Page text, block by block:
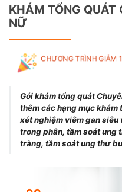
KHÁM TỔNG QUÁT
NỮ
CHƯƠNG TRÌNH GIẢM
Gói khám tổng quát
thêm các hạng mục khám
xét nghiệm viêm gan siêu
trong phân, tầm soát ung
tràng, tầm soát ung thư